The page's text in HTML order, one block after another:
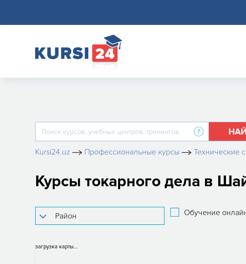
Kursi24.uz Профессиональные курсы Технические
Курсы токарного дела в
Обучение
загрузка карты...